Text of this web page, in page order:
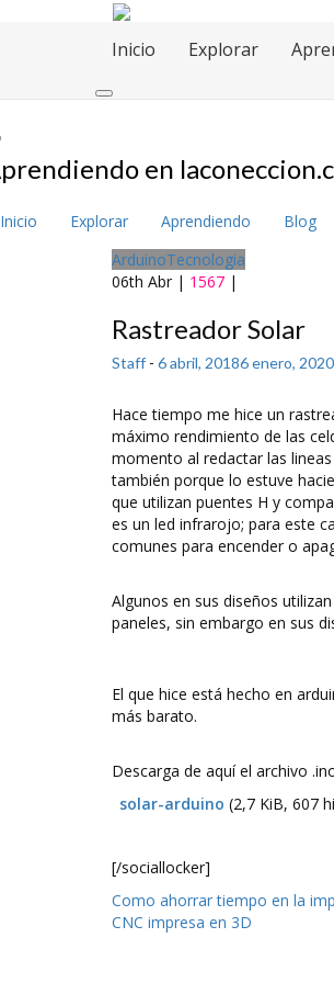
Inicio Explorar
en
Inicio Explorar Aprendiendo Blog
ArduinoTecnologia
06th Abr | 1567 |
Rastreador Solar
Staff - 6 abril, 20186 enero, 2020
Hace tiempo me hice un
máximo rendimiento de las
momento al redactar las
también porque lo estuve
que utilizan puentes H y
es un led infrarojo; para este
comunes para encender o
Algunos en sus diseños
paneles, sin embargo en sus
El que hice está hecho en
más barato.
Descarga de aquí el archivo
solar-arduino (2,7 KiB, 607
[/sociallocker]
Navegación
Como ahorrar tiempo en la
CNC impresa en 3D